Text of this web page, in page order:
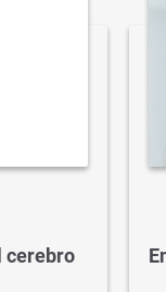
cerebro